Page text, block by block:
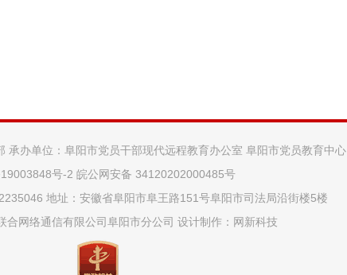
承办单位：阜阳市党员干部现代远程教育办公室 阜阳市党员教育中心
号-2 皖公网安备 34120202000485号
地址：安徽省阜阳市阜王路151号阜阳市司法局沿街楼5楼
合网络通信有限公司阜阳市分公司 设计制作： 网新科技